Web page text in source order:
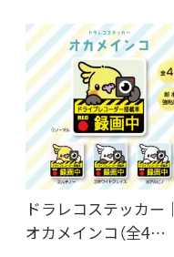
ドラレコステッカー｜
オカメインコ（全4…